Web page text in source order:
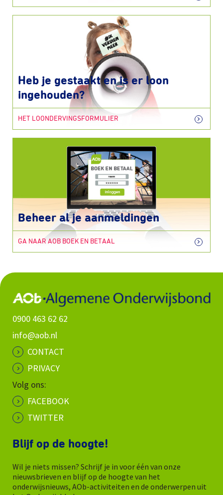
Heb je gestaakt en is er loon
ingehouden?
HET LOONDERVINGSFORMULIER
Beheer al je aanmeldingen
GA NAAR AOB BOEK EN BETAAL
0900 463 62 62
info@aob.nl
CONTACT
PRIVACY
Volg ons:
FACEBOOK
TWITTER
Blijf op de hoogte!
Wil je niets missen? Schrijf je in voor één van onze
nieuwsbrieven en blijf op de hoogte van het
onderwijsnieuws, AOb-activiteiten en de onderwerpen uit